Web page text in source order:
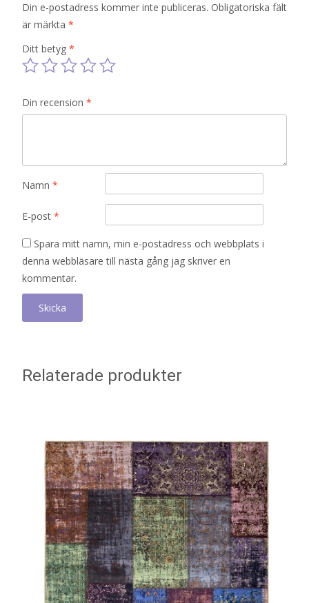
Din e-postadress kommer inte publiceras. Obligatoriska fält
är märkta *
Ditt betyg *
Din recension *
Namn *
E-post *
Spara mitt namn, min e-postadress och webbplats i
denna webbläsare till nästa gång jag skriver en
kommentar.
Relaterade produkter